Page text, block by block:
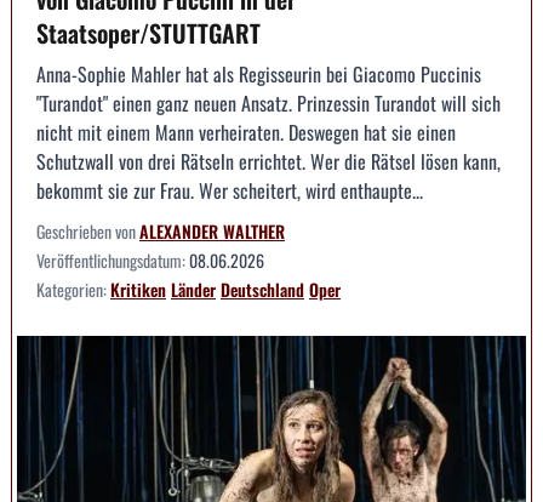
Staatsoper/STUTTGART
Anna-Sophie Mahler hat als Regisseurin bei Giacomo Puccinis
"Turandot" einen ganz neuen Ansatz. Prinzessin Turandot will sich
nicht mit einem Mann verheiraten. Deswegen hat sie einen
Schutzwall von drei Rätseln errichtet. Wer die Rätsel lösen kann,
bekommt sie zur Frau. Wer scheitert, wird enthaupte...
Geschrieben vonALEXANDER WALTHER
Veröffentlichungsdatum:08.06.2026
Kategorien:KritikenLänderDeutschlandOper